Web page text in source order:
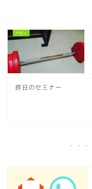
昨日のセミナー